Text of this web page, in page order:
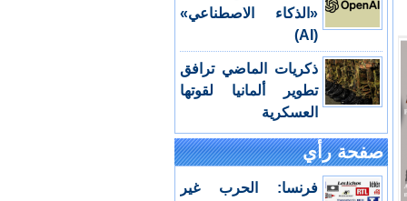
«الذكاء الاصطناعي»
(AI)
ذكريات الماضي ترافق
تطوير ألمانيا لقوتها
العسكرية
صفحة رأي
فرنسا: الحرب غير